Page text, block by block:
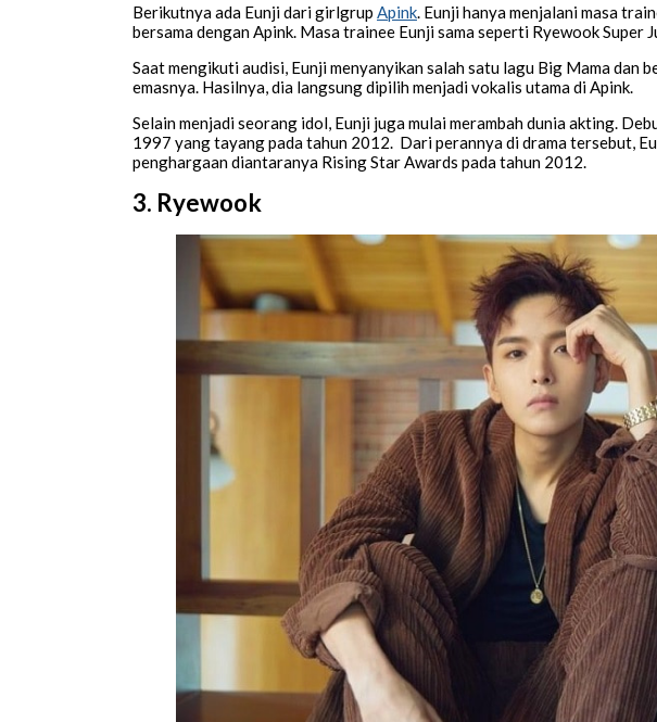
Berikutnya ada Eunji dari girlgrup Apink. Eunji hanya menjalani masa
bersama dengan Apink. Masa trainee Eunji sama seperti Ryewook Super
Saat mengikuti audisi, Eunji menyanyikan salah satu lagu Big Mama dan
emasnya. Hasilnya, dia langsung dipilih menjadi vokalis utama di Apink.
Selain menjadi seorang idol, Eunji juga mulai merambah dunia akting.
1997 yang tayang pada tahun 2012. Dari perannya di drama tersebut,
penghargaan diantaranya Rising Star Awards pada tahun 2012.
3. Ryewook